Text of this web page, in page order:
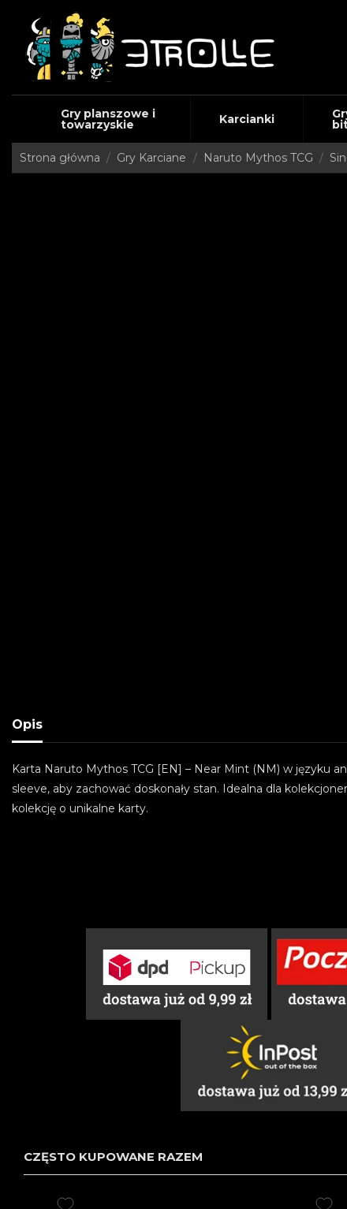
Gry planszowe i
towarzyskie Karcianki
Strona główna Gry Karciane Naruto Mythos TCG
Opis
Karta Naruto Mythos TCG [EN] – Near Mint (NM) w języku
sleeve, aby zachować doskonały stan. Idealna dla
kolekcję o unikalne karty.
CZĘSTO KUPOWANE RAZEM